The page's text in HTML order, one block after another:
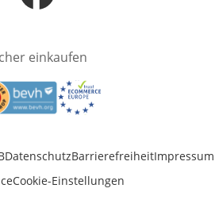
Öffnet in neuem Fenster
einkaufen
in neuem FensterÖffnet in neuem Fenster
DatenschutzBarrierefreiheitImpressum
Cookie-Einstellungen